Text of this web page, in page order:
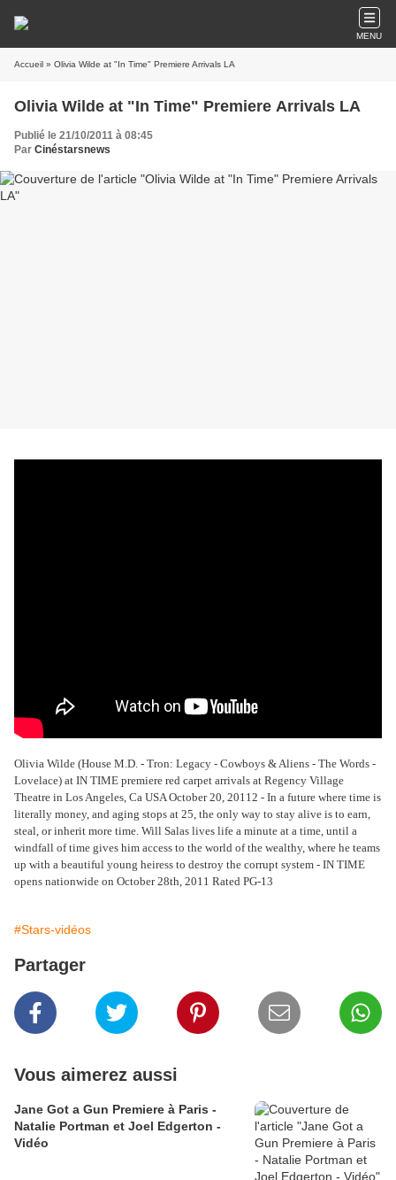
MENU
Accueil » Olivia Wilde at "In Time" Premiere Arrivals LA
Olivia Wilde at "In Time" Premiere Arrivals LA
Publié le 21/10/2011 à 08:45
Par Cinéstarsnews
Olivia Wilde (House M.D. - Tron: Legacy - Cowboys & Aliens - The Words -
Lovelace) at IN TIME premiere red carpet arrivals at Regency Village
Theatre in Los Angeles, Ca USA October 20, 20112 - In a future where time is
literally money, and aging stops at 25, the only way to stay alive is to earn,
steal, or inherit more time. Will Salas lives life a minute at a time, until a
windfall of time gives him access to the world of the wealthy, where he teams
up with a beautiful young heiress to destroy the corrupt system - IN TIME
opens nationwide on October 28th, 2011 Rated PG-13
#Stars-vidéos
Partager
Vous aimerez aussi
Jane Got a Gun Premiere à Paris -
Natalie Portman et Joel Edgerton -
Vidéo